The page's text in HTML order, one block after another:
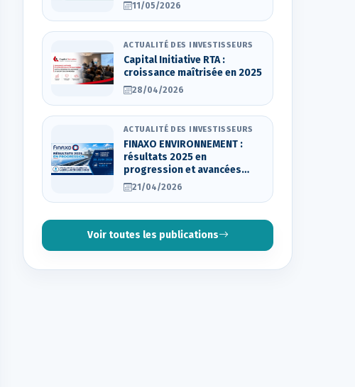
11/05/2026
ACTUALITÉ DES INVESTISSEURS
Capital Initiative RTA :
croissance maîtrisée en 2025
28/04/2026
ACTUALITÉ DES INVESTISSEURS
FINAXO ENVIRONNEMENT :
résultats 2025 en
progression et avancées
stratégiques
21/04/2026
Voir toutes les publications